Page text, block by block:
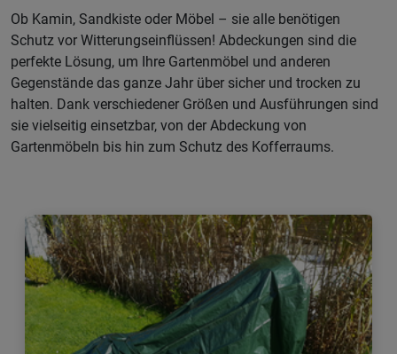
Ob Kamin, Sandkiste oder Möbel – sie alle benötigen
Schutz vor Witterungseinflüssen! Abdeckungen sind die
perfekte Lösung, um Ihre Gartenmöbel und anderen
Gegenstände das ganze Jahr über sicher und trocken zu
halten. Dank verschiedener Größen und Ausführungen sind
sie vielseitig einsetzbar, von der Abdeckung von
Gartenmöbeln bis hin zum Schutz des Kofferraums.